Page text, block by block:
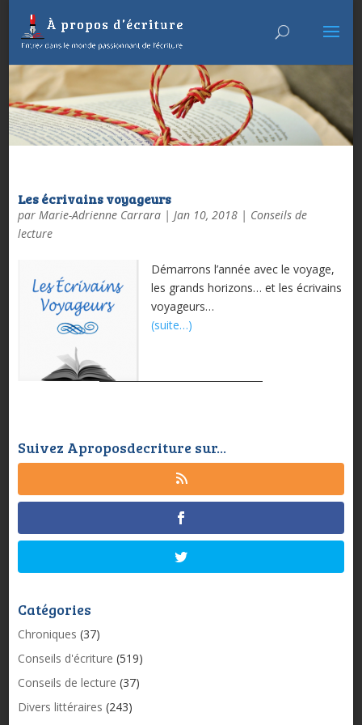
Les écrivains voyageurs
par Marie-Adrienne Carrara| Jan 10, 2018| Conseils de
lecture
Démarrons l’année avec le voyage,
les grands horizons… et les écrivains
voyageurs…
(suite…)
Suivez Aproposdecriture sur...
Catégories
Chroniques (37)
Conseils d'écriture (519)
Conseils de lecture (37)
Divers littéraires (243)